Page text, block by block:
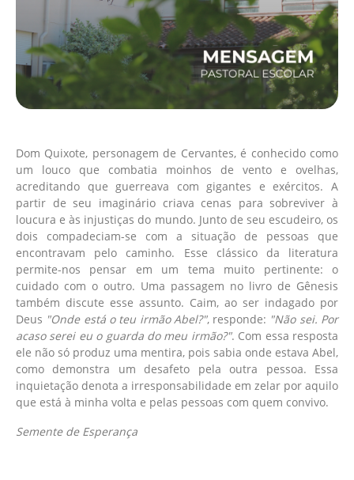
Dom Quixote, personagem de Cervantes, é conhecido como
um louco que combatia moinhos de vento e ovelhas,
acreditando que guerreava com gigantes e exércitos. A
partir de seu imaginário criava cenas para sobreviver à
loucura e às injustiças do mundo. Junto de seu escudeiro, os
dois compadeciam-se com a situação de pessoas que
encontravam pelo caminho. Esse clássico da literatura
permite-nos pensar em um tema muito pertinente: o
cuidado com o outro. Uma passagem no livro de Gênesis
também discute esse assunto. Caim, ao ser indagado por
Deus "Onde está o teu irmão Abel?", responde: "Não sei. Por
acaso serei eu o guarda do meu irmão?". Com essa resposta
ele não só produz uma mentira, pois sabia onde estava Abel,
como demonstra um desafeto pela outra pessoa. Essa
inquietação denota a irresponsabilidade em zelar por aquilo
que está à minha volta e pelas pessoas com quem convivo.
Semente de Esperança